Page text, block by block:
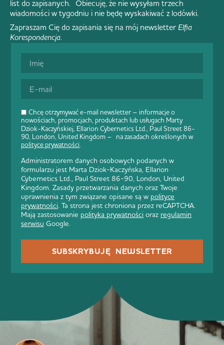
Chcę otrzymywać e-mail newsletter – informacje o
nowościach, promocjach, produktach lub usługach Marty
Dziok-Kaczyńskiej, Ellarion Cybernetics Ltd., Paul Street 86-
90, London, United Kingdom – na zasadach określonych w
polityce prywatności.
Administratorem danych osobowych podanych w
formularzu jest Marta Dziok-Kaczyńska, Ellarion
Cybernetics Ltd., Paul Street 86-90, London, United
Kingdom. Zasady przetwarzania danych oraz Twoje
uprawnienia z tym związane opisane są w polityce
prywatności. Ta strona jest chroniona przez reCAPTCHA.
Mają zastosowanie polityka prywatności oraz regulamin
serwisu Google.
SUBSKRYBUJĘ NEWSLETTER
list do zapisanych. Obiecuję, że nie wysyłam trzech
wiadomości w tygodniu i nie będę wyskakiwać z lodówki.
Zapraszam Cię do zapisania się na mój newsletter Elfia
Korespondencja.